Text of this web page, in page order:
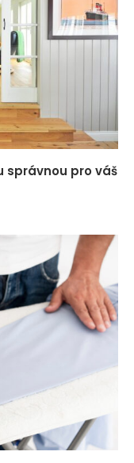
správnou pro váš